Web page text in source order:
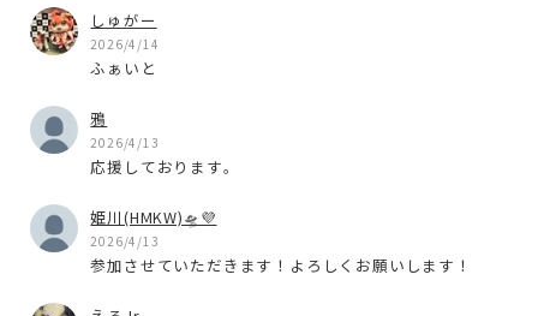
しゅがー
2026/4/14
ふぁいと
鴉
2026/4/13
応援しております。
姫川(HMKW)🛸💜‪
2026/4/13
参加させていただきます！よろしくお願いします！